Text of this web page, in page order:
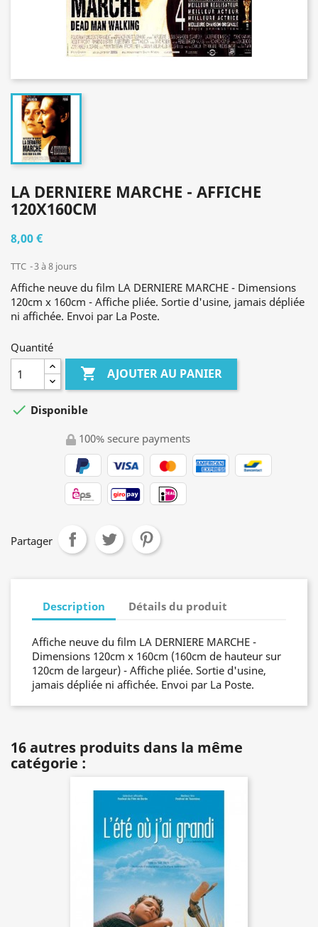
LA DERNIERE MARCHE - AFFICHE
120X160CM
8,00 €
TTC 3 à 8 jours
Affiche neuve du film LA DERNIERE MARCHE - Dimensions
120cm x 160cm - Affiche pliée. Sortie d'usine, jamais dépliée
ni affichée. Envoi par La Poste.
Quantité
 AJOUTER AU PANIER
 Disponible
100% secure payments
Partager
Description Détails du produit
Affiche neuve du film LA DERNIERE MARCHE -
Dimensions 120cm x 160cm (160cm de hauteur sur
120cm de largeur) - Affiche pliée. Sortie d'usine,
jamais dépliée ni affichée. Envoi par La Poste.
16 autres produits dans la même
catégorie :